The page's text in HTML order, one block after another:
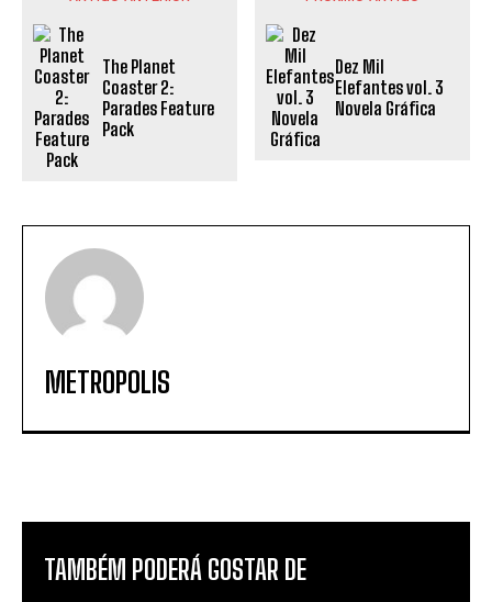
The Planet
Coaster 2:
Parades Feature
Pack
Dez Mil
Elefantes vol. 3
Novela Gráfica
METROPOLIS
TAMBÉM PODERÁ GOSTAR DE